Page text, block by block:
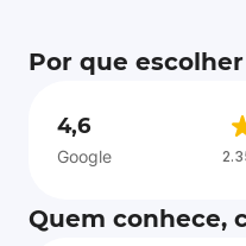
Por que
4,6
Google
Quem conhece,